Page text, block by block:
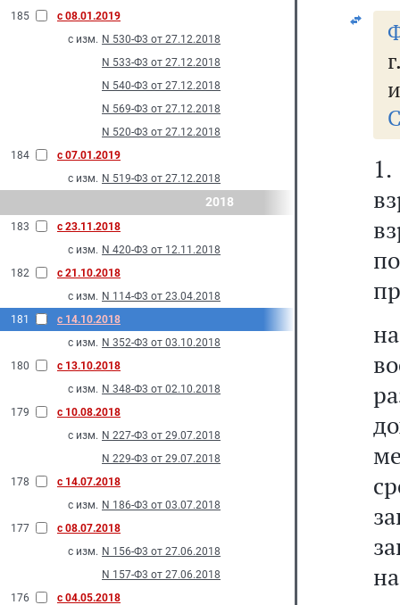
185
с 08.01.2019
с изм. N 530-Ф3 от 27.12.2018
N 533-Ф3 от 27.12.2018
N 540-Ф3 от 27.12.2018
N 569-Ф3 от 27.12.2018
N 520-Ф3 от 27.12.2018
184
с 07.01.2019
с изм. N 519-Ф3 от 27.12.2018
2018
183
с 23.11.2018
с изм. N 420-Ф3 от 12.11.2018
182
с 21.10.2018
с изм. N 114-Ф3 от 23.04.2018
181
с 14.10.2018
с изм. N 352-Ф3 от 03.10.2018
180
с 13.10.2018
с изм. N 348-Ф3 от 02.10.2018
179
с 10.08.2018
с изм. N 227-Ф3 от 29.07.2018
N 229-Ф3 от 29.07.2018
178
с 14.07.2018
с изм. N 186-Ф3 от 03.07.2018
177
с 08.07.2018
с изм. N 156-Ф3 от 27.06.2018
N 157-Ф3 от 27.06.2018
176
с 04.05.2018